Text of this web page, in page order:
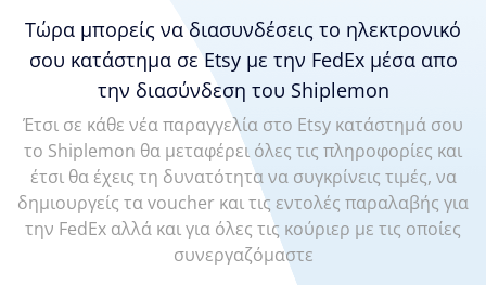
Τώρα μπορείς να διασυνδέσεις το ηλεκτρονικό
σου κατάστημα σε Etsy με την FedEx μέσα απο
την διασύνδεση του Shiplemon
Έτσι σε κάθε νέα παραγγελία στο Etsy κατάστημά σου
το Shiplemon θα μεταφέρει όλες τις πληροφορίες και
έτσι θα έχεις τη δυνατότητα να συγκρίνεις τιμές, να
δημιουργείς τα voucher και τις εντολές παραλαβής για
την FedEx αλλά και για όλες τις κούριερ με τις οποίες
συνεργαζόμαστε